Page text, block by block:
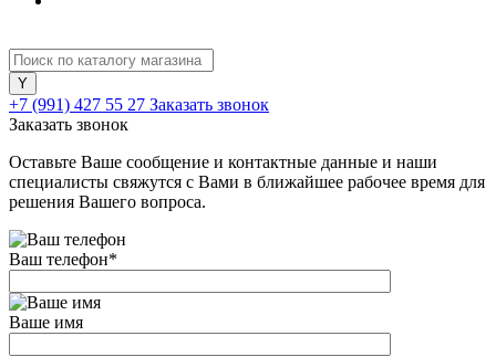
+7 (991) 427 55 27 Заказать звонок
Заказать звонок
Оставьте Ваше сообщение и контактные данные и наши
специалисты свяжутся с Вами в ближайшее рабочее время для
решения Вашего вопроса.
Ваш телефон*
Ваше имя
Сегодня
25%
Добавляйте товары
в корзину
Оплачивайте сегодня только
25% картой любого банка